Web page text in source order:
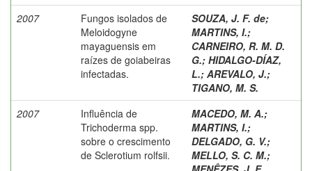
2007
Fungos isolados de
Meloidogyne
mayaguensis em
raízes de goiabeiras
infectadas.
SOUZA, J. F. de;
MARTINS, I.;
CARNEIRO, R. M. D.
G.; HIDALGO-DÍAZ,
L.; AREVALO, J.;
TIGANO, M. S.
2007
Influência de
Trichoderma spp.
sobre o crescimento
de Sclerotium rolfsii.
MACEDO, M. A.;
MARTINS, I.;
DELGADO, G. V.;
MELLO, S. C. M.;